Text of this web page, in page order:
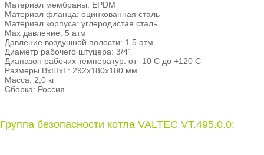
Материал мембраны: EPDM
Материал фланца: оцинкованная сталь
Материал корпуса: углеродистая сталь
Max давление: 5 атм
Давление воздушной полости: 1,5 атм
Диаметр рабочего штуцера: 3/4"
Диапазон рабочих температур: от -10 С до +120 С
Размеры ВхШхГ: 292х180х180 мм
Масса: 2,0 кг
Сборка: Россия
Группа безопасности котла VALTEC VT.495.0.0: